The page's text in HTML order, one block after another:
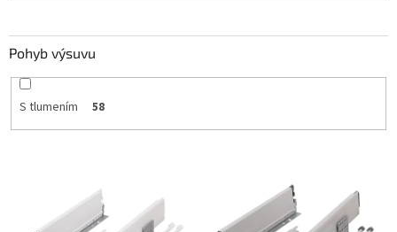
Pohyb výsuvu
S tlumením 58